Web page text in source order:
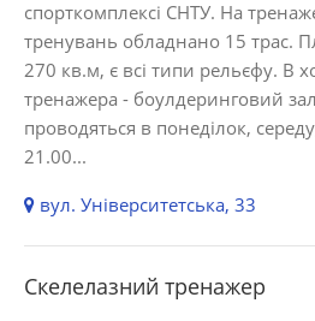
спорткомплексі СНТУ. На
тренувань обладнано 15 трас.
270 кв.м, є всі типи рельєфу. В
тренажера - боулдеринговий
проводяться в понеділок,
21.00...
вул. Університетська, 33
Скелелазний тренажер